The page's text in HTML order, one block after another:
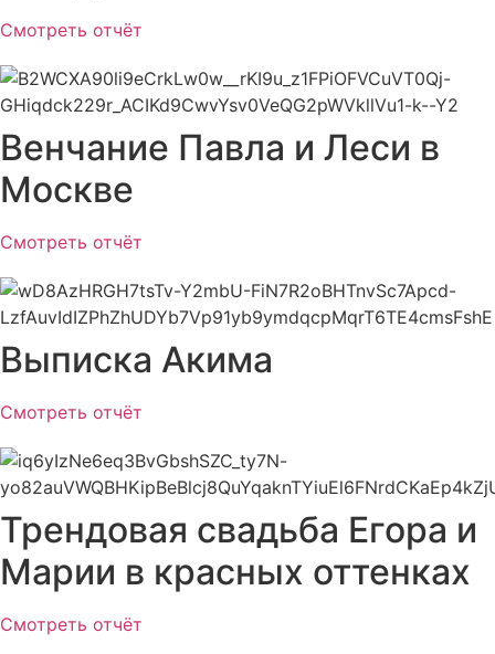
Смотреть отчёт
Венчание Павла и Леси в
Москве
Смотреть отчёт
Выписка Акима
Смотреть отчёт
Трендовая свадьба Егора и
Марии в красных оттенках
Смотреть отчёт